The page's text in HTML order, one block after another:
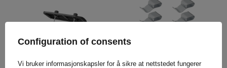
Configuration of consents
Vi bruker informasjonskapsler for å sikre at nettstedet fungerer